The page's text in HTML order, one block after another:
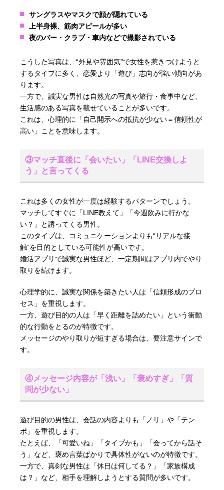
サングラスやマスクで顔が隠れている
上半身裸、筋肉アピールが多い
夜のバー・クラブ・車内などで撮影されている
こうした写真は、“外見や雰囲気”で女性を惹きつけようと
するタイプに多く、恋愛より「遊び」志向が強い傾向があ
ります。
一方で、誠実な男性は自然光の写真や旅行・食事中など、
生活感のある写真を載せていることが多いです。
これは、心理的に「自己開示への抵抗が少ない＝信頼性が
高い」ことを意味します。
③マッチ直後に「会いたい」「LINE交換しよ
う」と言ってくる
これは多くの女性が一度は経験するパターンでしょう。
マッチしてすぐに「LINE教えて」「今週飲みに行かな
い？」と誘ってくる男性。
このタイプは、コミュニケーションよりも“リアルな接
触”を目的としている可能性が高いです。
婚活アプリで誠実な男性ほど、一定期間はアプリ内でやり
取りを続けます。
心理学的に、誠実な関係を築きたい人は「信頼形成のプロ
セス」を重視します。
一方、遊び目的の人は「早く距離を詰めたい」という衝動
的な行動をとるのが特徴です。
メッセージのやり取りが短すぎる場合は、要注意サインで
す。
④メッセージ内容が「浅い」「褒めすぎ」「質
問が少ない」
遊び目的の男性は、会話の内容よりも「ノリ」や「テン
ポ」を重視します。
たとえば、「可愛いね」「タイプかも」「会ってから話そ
う」など、褒め言葉ばかりで具体性がないのが特徴です。
一方で、真剣な男性は「休日は何してる？」「家族構成
は？」など、相手を理解しようとする質問が多いです。